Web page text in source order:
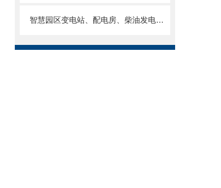
智慧园区变电站、配电房、柴油发电机电力监控系统解决方案